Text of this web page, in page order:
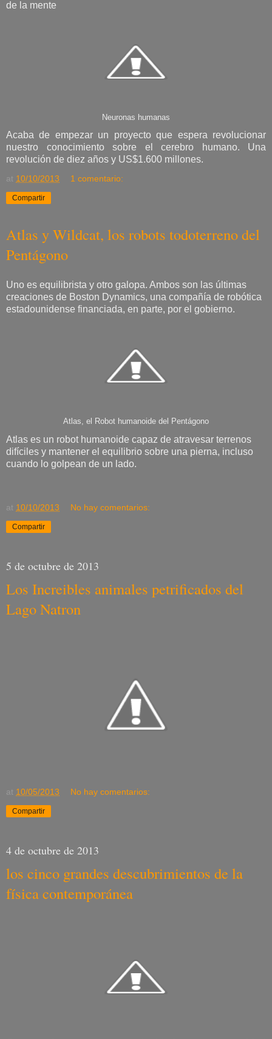
de la mente
Neuronas humanas
Acaba de empezar un proyecto que espera revolucionar
nuestro conocimiento sobre el cerebro humano. Una
revolución de diez años y US$1.600 millones.
at 10/10/2013 1 comentario:
Compartir
Atlas y Wildcat, los robots todoterreno del
Pentágono
Uno es equilibrista y otro galopa. Ambos son las últimas
creaciones de Boston Dynamics, una compañía de robótica
estadounidense financiada, en parte, por el gobierno.
Atlas, el Robot humanoide del Pentágono
Atlas es un robot humanoide capaz de atravesar terrenos
difíciles y mantener el equilibrio sobre una pierna, incluso
cuando lo golpean de un lado.
at 10/10/2013 No hay comentarios:
Compartir
5 de octubre de 2013
Los Increibles animales petrificados del
Lago Natron
at 10/05/2013 No hay comentarios:
Compartir
4 de octubre de 2013
los cinco grandes descubrimientos de la
física contemporánea